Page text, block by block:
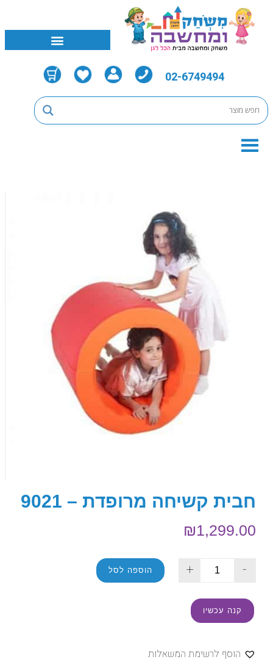
02-6749494
חבית קשיחה מרופדת – 9021
₪1,299.00
-
+ הוספה לסל
קנה עכשיו
הוסף לרשימת המשאלות